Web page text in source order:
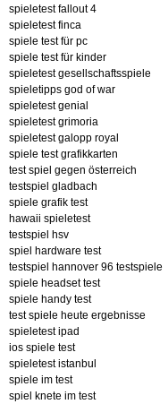
spieletest fallout 4
spieletest finca
spiele test für pc
spiele test für kinder
spieletest gesellschaftsspiele
spieletipps god of war
spieletest genial
spieletest grimoria
spieletest galopp royal
spiele test grafikkarten
test spiel gegen österreich
testspiel gladbach
spiele grafik test
hawaii spieletest
testspiel hsv
spiel hardware test
testspiel hannover 96 testspiele
spiele headset test
spiele handy test
test spiele heute ergebnisse
spieletest ipad
ios spiele test
spieletest istanbul
spiele im test
spiel knete im test